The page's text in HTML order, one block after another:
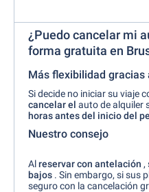
¿Puedo cancelar mi
forma gratuita en
Más flexibilidad
Si decide no iniciar su viaje
cancelar el auto de alquiler
horas antes del inicio del
Nuestro consejo
Alreservar con antelación ,
bajos . Sin embargo, si sus
seguro con la cancelación